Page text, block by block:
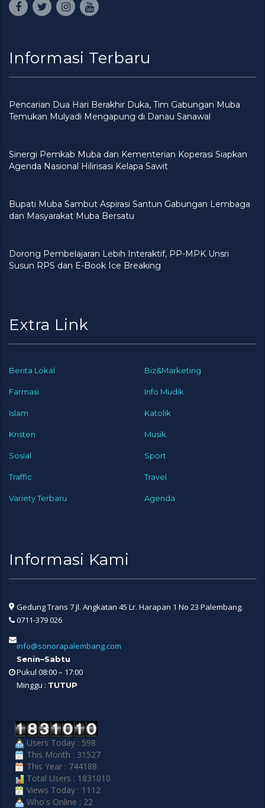
Informasi Terbaru
Pencarian Dua Hari Berakhir Duka, Tim Gabungan Muba
Temukan Mulyadi Mengapung di Danau Sanawal
Sinergi Pemkab Muba dan Kementerian Koperasi Siapkan
Agenda Nasional Hilirisasi Kelapa Sawit
Bupati Muba Sambut Aspirasi Santun Gabungan Lembaga
dan Masyarakat Muba Bersatu
Dorong Pembelajaran Lebih Interaktif, PP-MPK Unsri
Susun RPS dan E-Book Ice Breaking
Extra Link
Berita Lokal Biz&Marketing
Farmasi Info Mudik
Islam Katolik
Kristen Musik
Sosial Sport
Traffic Travel
Variety Terbaru Agenda
Informasi Kami
Gedung Trans 7 Jl. Angkatan 45 Lr. Harapan 1 No 23 Palembang.
0711-379 026
info@sonorapalembang.com
Senin–Sabtu
Pukul 08:00 – 17:00
Minggu : TUTUP
Users Today : 598
This Month : 31527
This Year : 744188
Total Users : 1831010
Views Today : 1112
Who's Online : 22